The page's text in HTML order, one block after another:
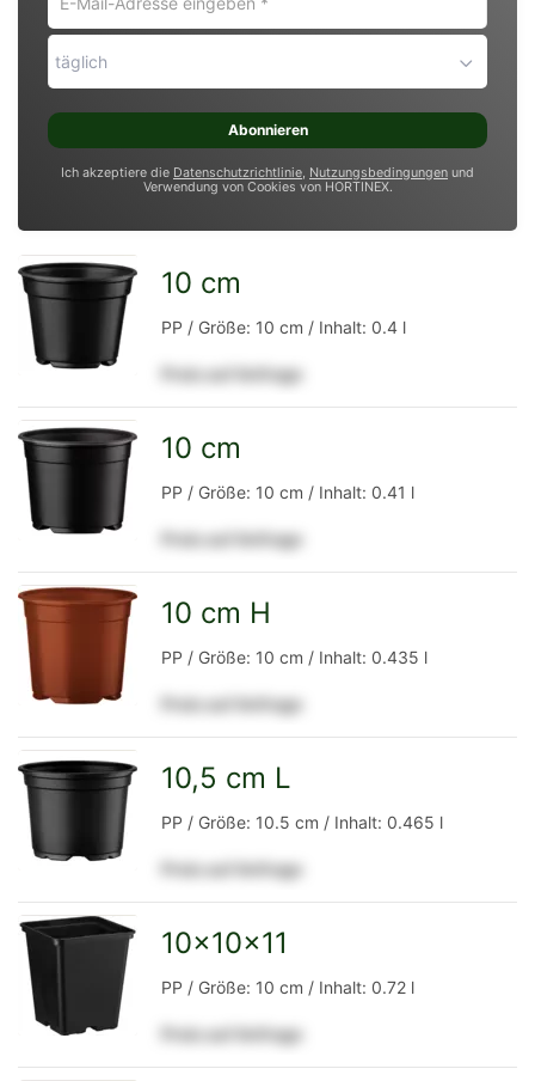
Mail-
Adresse
eingeben
*
täglich
Abonnieren
Ich akzeptiere die Datenschutzrichtlinie, Nutzungsbedingungen und
Verwendung von Cookies von HORTINEX.
Detailseite
10 cm
PP / Größe: 10 cm / Inhalt: 0.4 l
Preis auf Anfrage
Detailseite
10 cm
PP / Größe: 10 cm / Inhalt: 0.41 l
Preis auf Anfrage
Detailseite
10 cm H
PP / Größe: 10 cm / Inhalt: 0.435 l
Preis auf Anfrage
Detailseite
10,5 cm L
PP / Größe: 10.5 cm / Inhalt: 0.465 l
Preis auf Anfrage
10x10x11
PP / Größe: 10 cm / Inhalt: 0.72 l
Preis auf Anfrage